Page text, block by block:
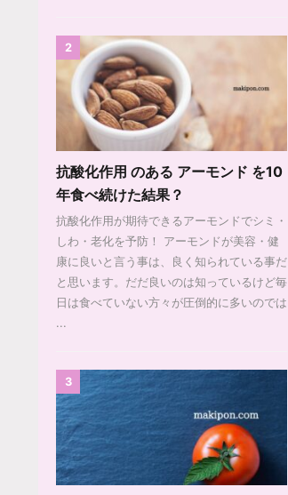
2
抗酸化作用 のある アーモンド を10
年食べ続けた結果？
抗酸化作用が期待できるアーモンドでシミ・
しわ・老化を予防！ アーモンドが美容・健
康に良いと言う事は、良く知られている事だ
と思います。だだ良いのは知っているけど毎
日は食べていない方々が圧倒的に多いのでは
...
3